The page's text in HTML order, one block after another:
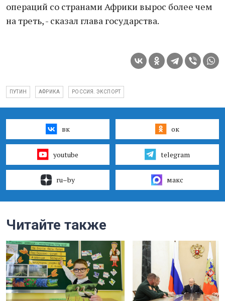
операций со странами Африки вырос более чем
на треть, - сказал глава государства.
ПУТИН АФРИКА РОССИЯ. ЭКСПОРТ
вк ок
youtube telegram
ru–by макс
Читайте также